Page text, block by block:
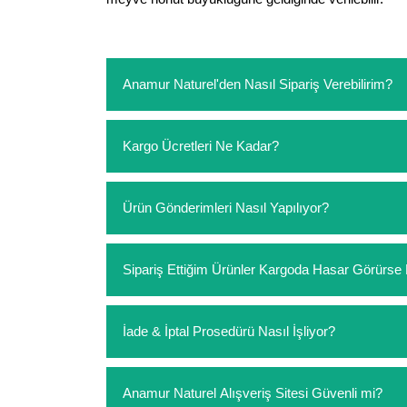
Anamur Naturel'den Nasıl Sipariş Verebilirim?
sipariş verebilirsiniz. Sitemizden vereceğiniz
ödeme yoktur.
Kargo Ücretleri Ne Kadar?
siparişlerinizde sepetinizdeki ürünleri
Ürün Gönderimleri Nasıl Yapılıyor?
Sipariş Ettiğim Ürünler Kargoda Hasar
hasar görmüş ise hemen bizimle iletişime
İade & İptal Prosedürü Nasıl İşliyor?
değişim istediğiniz ürünleri kullanmayınız.
Anamur Naturel Alışveriş Sitesi Güvenli mi?